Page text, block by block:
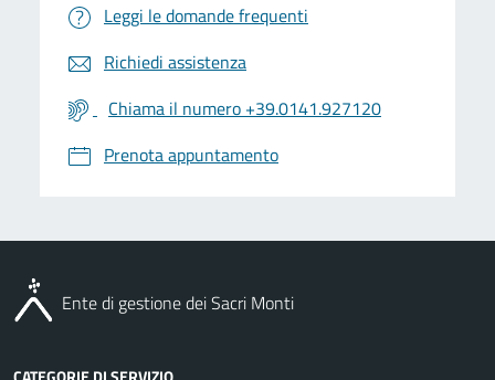
Leggi le domande frequenti
Richiedi assistenza
Chiama il numero +39.0141.927120
Prenota appuntamento
Ente di gestione dei Sacri Monti